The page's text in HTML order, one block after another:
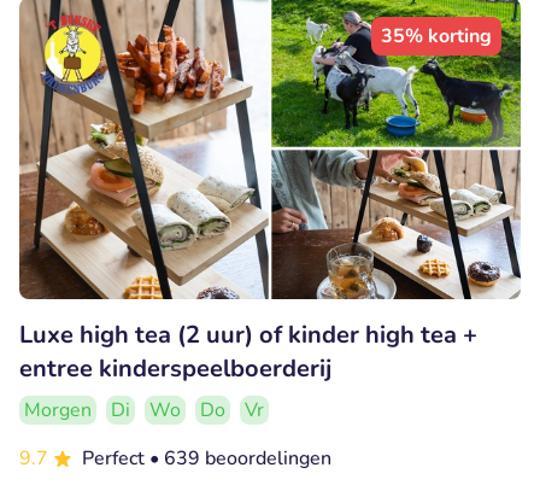
35% korting
Luxe high tea (2 uur) of kinder high tea +
entree kinderspeelboerderij
Morgen Di Wo Do
Vr
9.7
Perfect • 639 beoordelingen